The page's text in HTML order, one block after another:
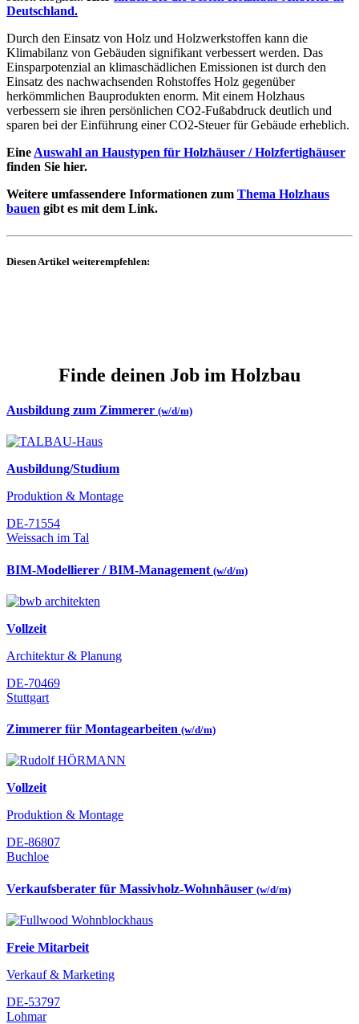
Deutschland.
Durch den Einsatz von Holz und Holzwerkstoffen kann die
Klimabilanz von Gebäuden signifikant verbessert werden. Das
Einsparpotenzial an klimaschädlichen Emissionen ist durch den
Einsatz des nachwachsenden Rohstoffes Holz gegenüber
herkömmlichen Bauprodukten enorm. Mit einem Holzhaus
verbessern sie ihren persönlichen CO2-Fußabdruck deutlich und
sparen bei der Einführung einer CO2-Steuer für Gebäude erheblich.
Eine Auswahl an Haustypen für Holzhäuser / Holzfertighäuser
finden Sie hier.
Weitere umfassendere Informationen zum Thema Holzhaus
bauen gibt es mit dem Link.
Diesen Artikel weiterempfehlen:
Finde deinen Job im Holzbau
Ausbildung zum Zimmerer (w/d/m)
Ausbildung/Studium
Produktion & Montage
DE-71554
Weissach im Tal
BIM-Modellierer / BIM-Management (w/d/m)
Vollzeit
Architektur & Planung
DE-70469
Stuttgart
Zimmerer für Montagearbeiten (w/d/m)
Vollzeit
Produktion & Montage
DE-86807
Buchloe
Verkaufsberater für Massivholz-Wohnhäuser (w/d/m)
Freie Mitarbeit
Verkauf & Marketing
DE-53797
Lohmar